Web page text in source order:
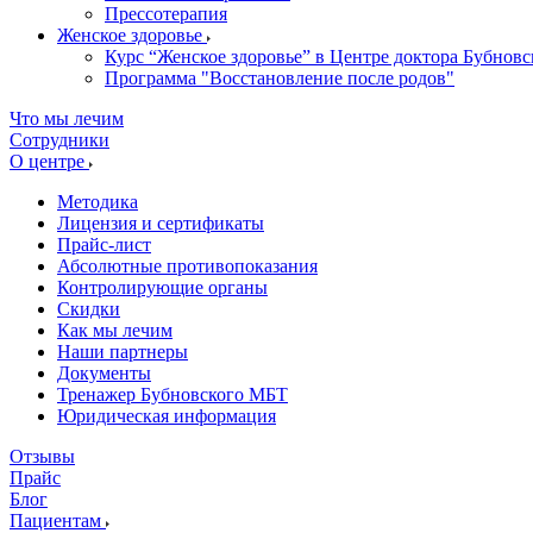
Прессотерапия
Женское здоровье
Курс “Женское здоровье” в Центре доктора
Программа "Восстановление после родов"
Что мы лечим
Сотрудники
О центре
Методика
Лицензия и сертификаты
Прайс-лист
Абсолютные противопоказания
Контролирующие органы
Скидки
Как мы лечим
Наши партнеры
Документы
Тренажер Бубновского МБТ
Юридическая информация
Отзывы
Прайс
Блог
Пациентам